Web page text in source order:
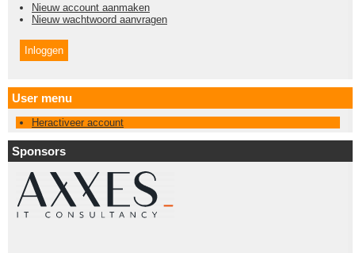
Nieuw account aanmaken
Nieuw wachtwoord aanvragen
User menu
Heractiveer account
Sponsors